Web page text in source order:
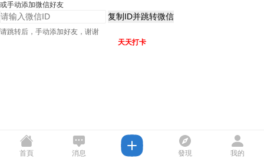
或手动添加微信好友
复制ID并跳转微信
请跳转后，手动添加好友，谢谢
天天打卡
首頁 消息 發現 我的